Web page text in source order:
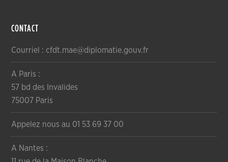
CONTACT
Courriel : cfdt.mae@diplomatie.gouv.fr
A Paris :
57 bd des Invalides
75007 Paris
Appelez nous au 01 53 69 37 00
A Nantes :